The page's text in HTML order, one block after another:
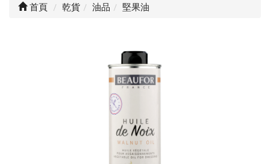
首頁 乾貨 油品 堅果油